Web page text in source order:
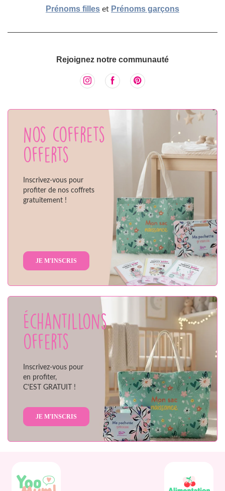
Prénoms filles et Prénoms garçons
Rejoignez notre communauté
Nos coffrets
offerts
Inscrivez-vous pour
profiter de nos coffrets
gratuitement !
JE M'INSCRIS
Échantillons
offerts
Inscrivez-vous pour
en profiter,
C'EST GRATUIT !
JE M'INSCRIS